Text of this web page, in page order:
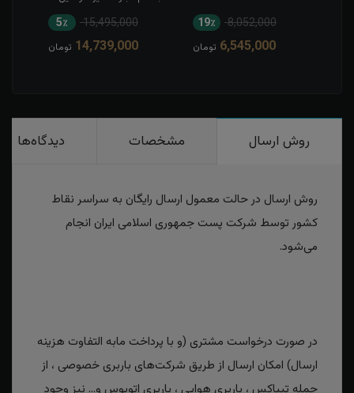
8,052,000 19٪
6,545,000 تومان
15,495,000 5٪
14,739,000 تومان
روش ارسال مشخصات دیدگاه‌ها
روش ارسال در حالت معمول ارسال رایگان به سراسر نقاط
کشور توسط شرکت پست جمهوری اسلامی ایران انجام
می‌شود.
در صورت درخواست مشتری (و با پرداخت مابه التفاوت هزینه
ارسال) امکان ارسال از طریق شرکت‌های باربری خصوصی ، از